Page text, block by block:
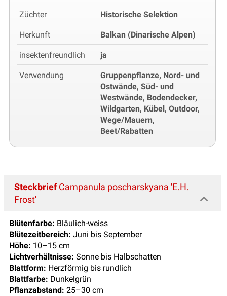
Züchter Historische Selektion
Herkunft Balkan (Dinarische Alpen)
insektenfreundlich ja
Verwendung
Gruppenpflanze, Nord- und
Ostwände, Süd- und
Westwände, Bodendecker,
Wildgarten, Kübel, Outdoor,
Wege/Mauern,
Beet/Rabatten
SteckbriefCampanula poscharskyana 'E.H.
Frost'
Blütenfarbe: Bläulich-weiss
Blütezeitbereich: Juni bis September
Höhe: 10–15 cm
Lichtverhältnisse: Sonne bis Halbschatten
Blattform: Herzförmig bis rundlich
Blattfarbe: Dunkelgrün
Pflanzabstand: 25–30 cm